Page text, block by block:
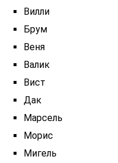
Вилли
Брум
Веня
Валик
Вист
Дак
Марсель
Морис
Мигель